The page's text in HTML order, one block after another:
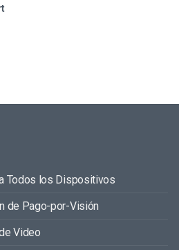
Todos los Dispositivos
de Pago-por-Visión
Video